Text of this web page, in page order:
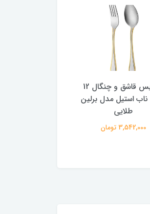
سرویس قاشق و چنگال 12
ناب استیل مدل برلین
طلایی
3,542,000 تومان